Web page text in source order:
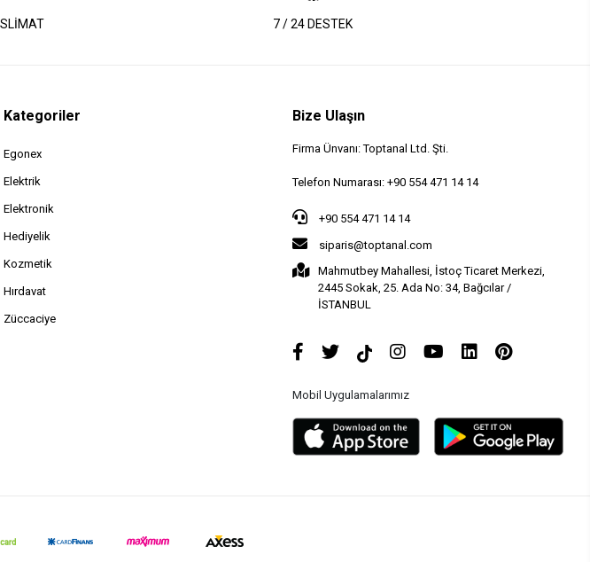
7 / 24 DESTEK
Kategoriler
Egonex
Elektrik
Elektronik
Hediyelik
Kozmetik
Hırdavat
Züccaciye
Bize Ulaşın
Firma Ünvanı: Toptanal Ltd. Şti.
Telefon Numarası: +90 554 471 14 14
+90 554 471 14 14
siparis@toptanal.com
Mahmutbey Mahallesi, İstoç Ticaret Merkezi,
2445 Sokak, 25. Ada No: 34, Bağcılar /
İSTANBUL
Mobil Uygulamalarımız